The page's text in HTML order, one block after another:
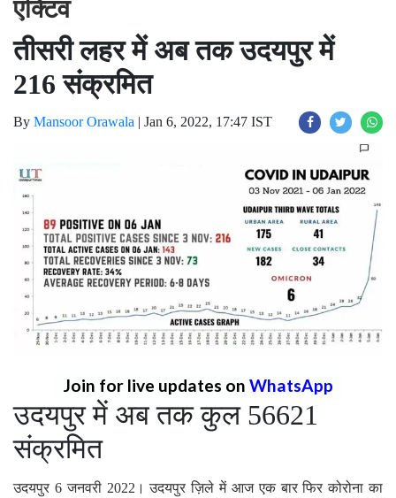
एक्टिव
तीसरी लहर में अब तक उदयपुर में
216 संक्रमित
By Mansoor Orawala | Jan 6, 2022, 17:47 IST
Join for live updates on WhatsApp
उदयपुर में अब तक कुल 56621
संक्रमित
उदयपुर 6 जनवरी 2022। उदयपुर ज़िले में आज एक बार फिर कोरोना का